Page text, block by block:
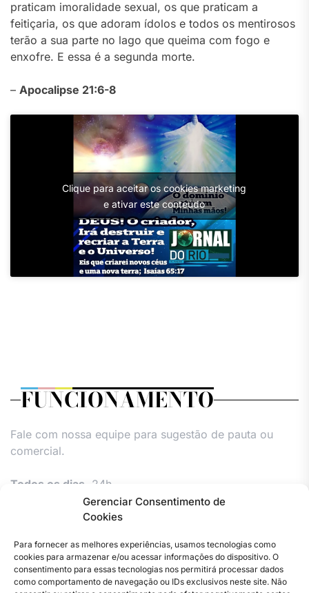
Gerenciar Consentimento de
Cookies
Para fornecer as melhores experiências, usamos tecnologias como
cookies para armazenar e/ou acessar informações do dispositivo. O
consentimento para essas tecnologias nos permitirá processar dados
como comportamento de navegação ou IDs exclusivos neste site. Não
praticam imoralidade sexual, os que praticam a
feitiçaria, os que adoram ídolos e todos os mentirosos
terão a sua parte no lago que queima com fogo e
enxofre. E essa é a segunda morte.
– Apocalipse 21:6-8
Clique para aceitar os cookies marketing
e ativar este conteúdo
FUNCIONAMENTO
Fale com nossa equipe para sugestão de pauta ou
comercial.
Todos os dias, 24h.